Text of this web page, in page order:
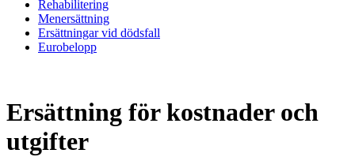
Rehabilitering
Menersättning
Ersättningar vid dödsfall
Eurobelopp
Ersättning för kostnader och
utgifter